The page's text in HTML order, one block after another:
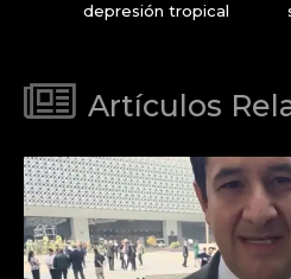
depresión tropical
Artículos